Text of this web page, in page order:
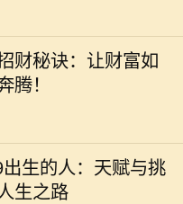
财秘诀：让财富如
腾！
化中，生肖不仅仅是代
一个符号，更是承载着
意和信仰。属猪的人性
善良，慷慨大方，通常
生的人：天赋与挑
生之路
旅途中，每个出生日期
的命理密码。对于2006
生的人来说，他们的命
挑战与机遇。这一天出